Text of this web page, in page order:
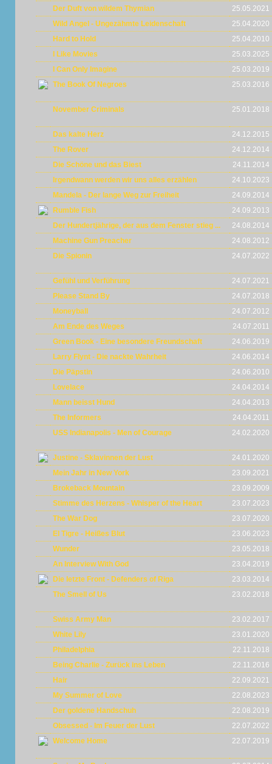
Der Duft von wildem Thymian
25.05.2021
Wild Angel - Ungezähmte Leidenschaft
25.04.2020
Hard to Hold
25.04.2010
I Like Movies
25.03.2025
I Can Only Imagine
25.03.2019
The Book Of Negroes
25.03.2016
November Criminals 25.01.2018
Das kalte Herz
24.12.2015
The Rover
24.12.2014
Die Schöne und das Biest
24.11.2014
Irgendwann werden wir uns alles erzählen
24.10.2023
Mandela - Der lange Weg zur Freiheit
24.09.2014
Rumble Fish
24.09.2013
Der Hundertjährige, der aus dem Fenster stieg ...
24.08.2014
Machine Gun Preacher
24.08.2012
Die Spionin
24.07.2022
Gefühl und Verführung
24.07.2021
Please Stand By
24.07.2018
Moneyball
24.07.2012
Am Ende des Weges
24.07.2011
Green Book - Eine besondere Freundschaft
24.06.2019
Larry Flynt - Die nackte Wahrheit
24.06.2014
Die Päpstin
24.06.2010
Lovelace
24.04.2014
Mann beisst Hund
24.04.2013
The Informers
24.04.2011
USS Indianapolis - Men of Courage
24.02.2020
Justine - Sklavinnen der Lust
24.01.2020
Mein Jahr in New York
23.09.2021
Brokeback Mountain
23.09.2009
Stimme des Herzens - Whisper of the Heart
23.07.2023
The War Dog
23.07.2020
El Tigre - Heißes Blut
23.06.2023
Wunder
23.05.2018
An Interview With God
23.04.2019
Die letzte Front - Defenders of Riga
23.03.2014
The Smell of Us
23.02.2018
Swiss Army Man
23.02.2017
White Lily
23.01.2020
Philadelphia
22.11.2018
Being Charlie - Zurück ins Leben
22.11.2016
Hair
22.09.2021
My Summer of Love
22.08.2023
Der goldene Handschuh
22.08.2019
Obsessed - Im Feuer der Lust
22.07.2022
Welcome Home
22.07.2019